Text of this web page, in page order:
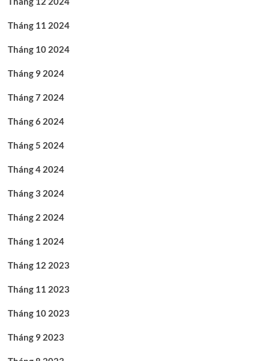
Tháng 11 2024
Tháng 10 2024
Tháng 9 2024
Tháng 7 2024
Tháng 6 2024
Tháng 5 2024
Tháng 4 2024
Tháng 3 2024
Tháng 2 2024
Tháng 1 2024
Tháng 12 2023
Tháng 11 2023
Tháng 10 2023
Tháng 9 2023